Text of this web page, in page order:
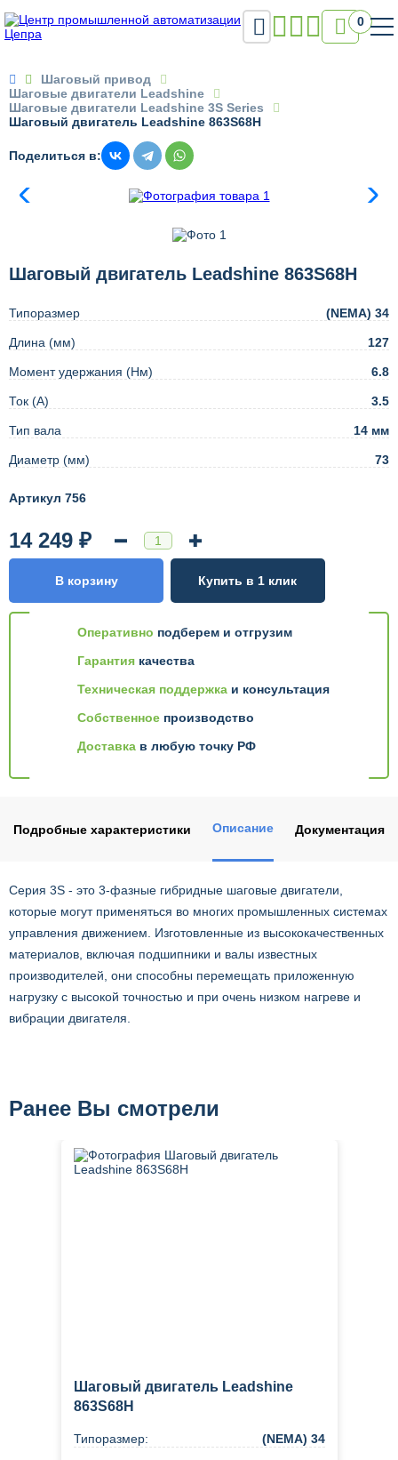
 0

Шаговый привод
Шаговые двигатели Leadshine
Шаговые двигатели Leadshine 3S Series
Шаговый двигатель Leadshine 863S68H
Поделиться в:
Шаговый двигатель Leadshine 863S68H
Типоразмер (NEMA) 34
Длина (мм) 127
Момент удержания (Нм) 6.8
Ток (А) 3.5
Тип вала 14 мм
Диаметр (мм) 73
Артикул 756
Оперативно подберем и отгрузим
Гарантия качества
Техническая поддержка и консультация
Собственное производство
Доставка в любую точку РФ
14 249 ₽
В корзину Купить в 1 клик
Подробные характеристики Описание Документация
Серия 3S - это 3-фазные гибридные шаговые двигатели,
которые могут применяться во многих промышленных системах
управления движением. Изготовленные из высококачественных
материалов, включая подшипники и валы известных
производителей, они способны перемещать приложенную
нагрузку с высокой точностью и при очень низком нагреве и
вибрации двигателя.
Ранее Вы смотрели
Шаговый двигатель Leadshine
863S68H
Типоразмер: (NEMA) 34